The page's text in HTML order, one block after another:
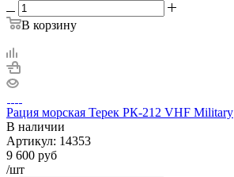
В корзину
Рация морская Терек РК-212 VHF Military
В наличии
Артикул: 14353
9 600 руб
/шт